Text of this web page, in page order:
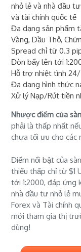
nhỏ lẻ và nhà đầu
và tài chính quốc tế
Đa dạng sản phẩm
Vàng, Dầu Thô,
Spread chỉ từ 0.3
Đòn bẩy lên tới
Hỗ trợ nhiệt tình
Đa dạng hình thức
Xử lý Nạp/Rút tiền
Nhược điểm của
phải là thấp nhất
chưa tối ưu cho các
Điểm nổi bật của
thiểu thấp chỉ từ $1
tới 1:2000, đáp ứng
nhà đầu tư nhỏ lẻ
Forex và Tài chính
mới tham gia thị
dùng!